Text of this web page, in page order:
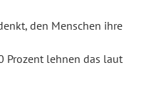
den Menschen ihre
Prozent lehnen das laut